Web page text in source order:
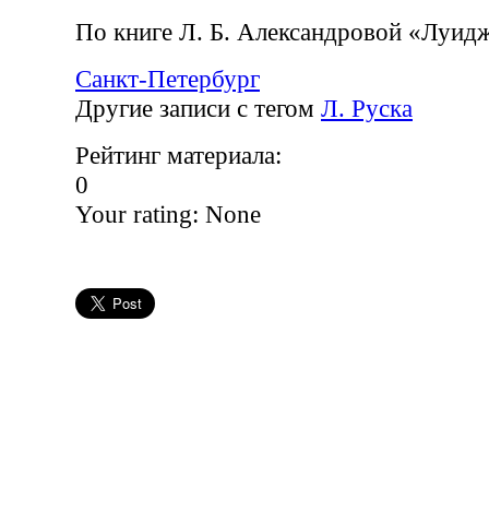
По книге Л. Б. Александровой
Санкт-Петербург
Другие записи с тегом Л. Руска
Рейтинг материала:
0
Your rating: None